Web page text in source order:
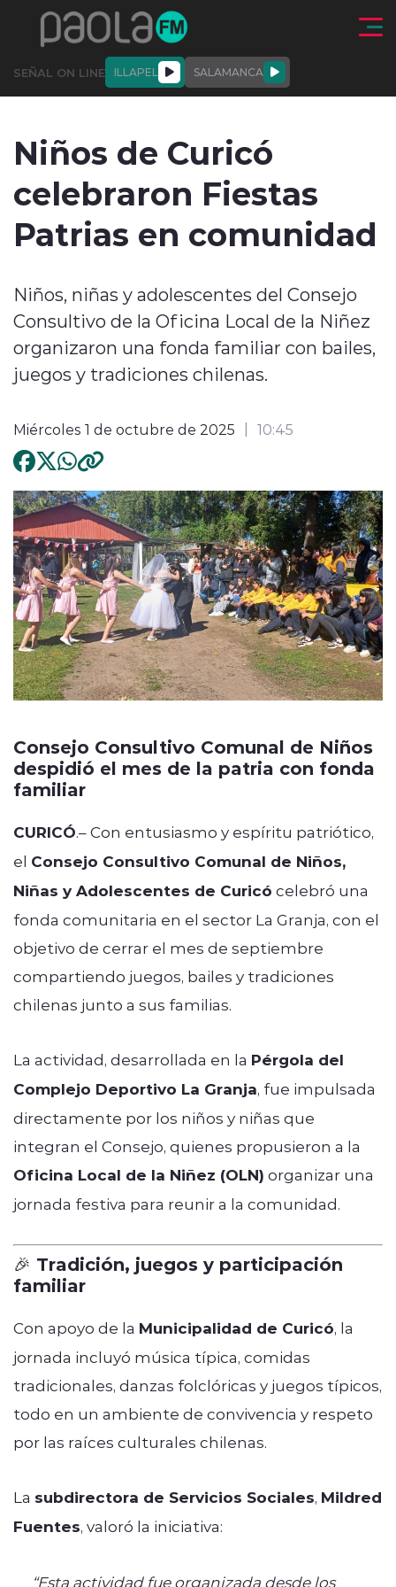
Click acá para ir directamente al contenido
SEÑAL ON LINE ILLAPEL SALAMANCA
DEPORTESENTREVISTAS
Niños de Curicó
celebraron Fiestas
Patrias en comunidad
Niños, niñas y adolescentes del Consejo
Consultivo de la Oficina Local de la Niñez
organizaron una fonda familiar con bailes,
juegos y tradiciones chilenas.
Miércoles 1 de octubre de 2025 10:45
Consejo Consultivo Comunal de Niños
despidió el mes de la patria con fonda
familiar
CURICÓ.– Con entusiasmo y espíritu patriótico,
el Consejo Consultivo Comunal de Niños,
Niñas y Adolescentes de Curicó celebró una
fonda comunitaria en el sector La Granja, con el
objetivo de cerrar el mes de septiembre
compartiendo juegos, bailes y tradiciones
chilenas junto a sus familias.
La actividad, desarrollada en la Pérgola del
Complejo Deportivo La Granja, fue impulsada
directamente por los niños y niñas que
integran el Consejo, quienes propusieron a la
Oficina Local de la Niñez (OLN) organizar una
jornada festiva para reunir a la comunidad.
🎉 Tradición, juegos y participación
familiar
Con apoyo de la Municipalidad de Curicó, la
jornada incluyó música típica, comidas
tradicionales, danzas folclóricas y juegos típicos,
todo en un ambiente de convivencia y respeto
por las raíces culturales chilenas.
La subdirectora de Servicios Sociales, Mildred
Fuentes, valoró la iniciativa:
“Esta actividad fue organizada desde los